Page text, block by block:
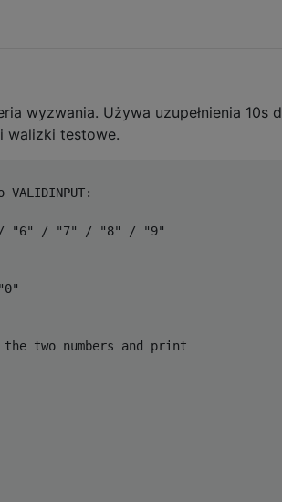
wyzwania. Używa uzupełnienia 10s
walizki testowe.
"6" / "7" / "8" / "9"
two numbers and print